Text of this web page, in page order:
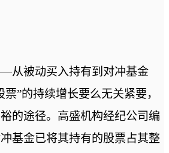
从被动买入持有到对冲基金
”的持续增长要么无关紧要，
的途径。高盛机构经纪公司编
基金已将其持有的股票占其整